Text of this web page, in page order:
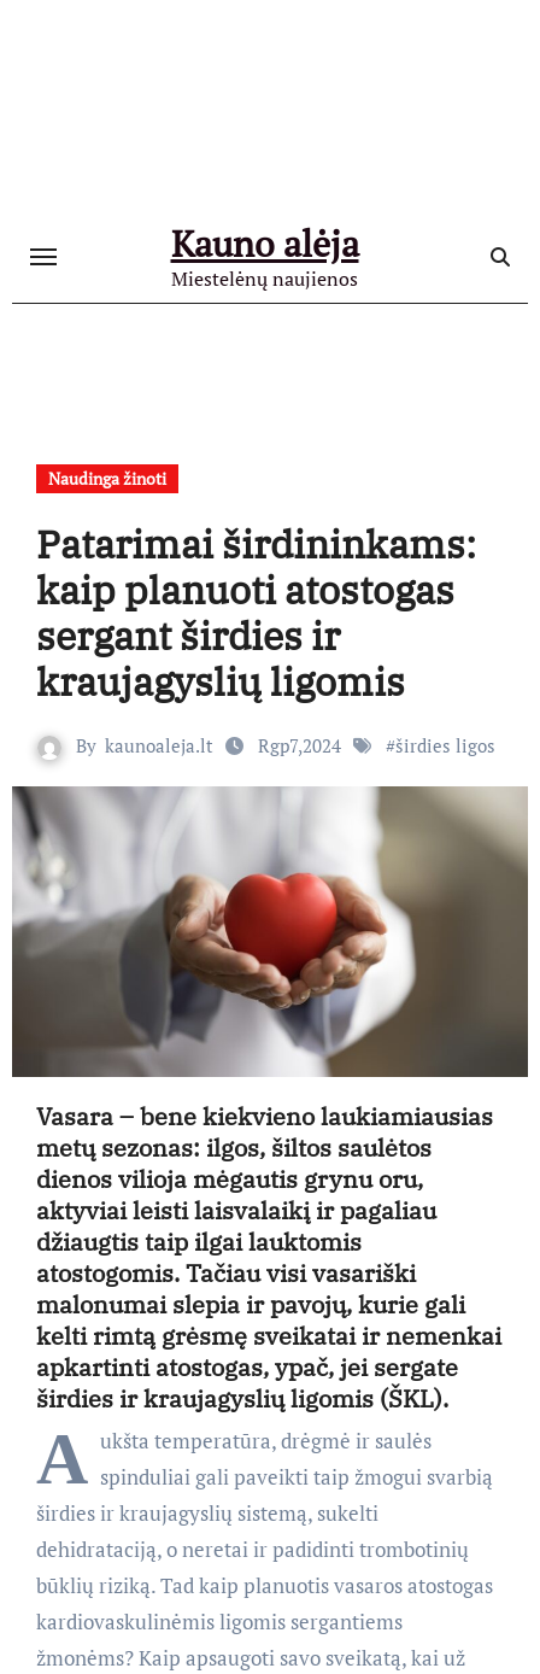
Kauno alėja
Miestelėnų naujienos
Naudinga žinoti
Patarimai širdininkams:
kaip planuoti atostogas
sergant širdies ir
kraujagyslių ligomis
By kaunoaleja.lt Rgp7,2024 #širdies ligos
Vasara – bene kiekvieno laukiamiausias
metų sezonas: ilgos, šiltos saulėtos
dienos vilioja mėgautis grynu oru,
aktyviai leisti laisvalaikį ir pagaliau
džiaugtis taip ilgai lauktomis
atostogomis. Tačiau visi vasariški
malonumai slepia ir pavojų, kurie gali
kelti rimtą grėsmę sveikatai ir nemenkai
apkartinti atostogas, ypač, jei sergate
širdies ir kraujagyslių ligomis (ŠKL).
A ukšta temperatūra, drėgmė ir saulės
spinduliai gali paveikti taip žmogui svarbią
širdies ir kraujagyslių sistemą, sukelti
dehidrataciją, o neretai ir padidinti trombotinių
būklių riziką. Tad kaip planuotis vasaros atostogas
kardiovaskulinėmis ligomis sergantiems
žmonėms? Kaip apsaugoti savo sveikatą, kai už